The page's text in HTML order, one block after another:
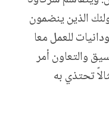
الذين ينضمون
للعمل معا
والتعاون أمر
تحتذي به